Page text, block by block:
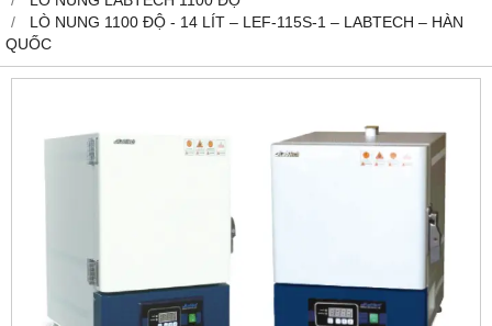
LÒ NUNG 1100 ĐỘ - 14 LÍT – LEF-115S-1 – LABTECH – HÀN
QUỐC